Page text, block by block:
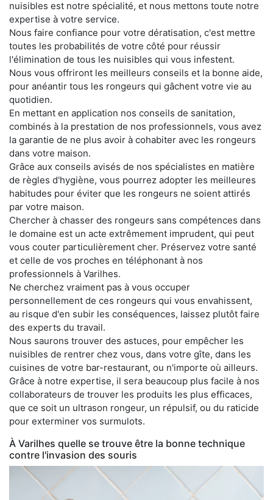
nuisibles est notre spécialité, et nous mettons toute notre
expertise à votre service.
Nous faire confiance pour votre dératisation, c'est mettre
toutes les probabilités de votre côté pour réussir
l'élimination de tous les nuisibles qui vous infestent.
Nous vous offriront les meilleurs conseils et la bonne aide,
pour anéantir tous les rongeurs qui gâchent votre vie au
quotidien.
En mettant en application nos conseils de sanitation,
combinés à la prestation de nos professionnels, vous avez
la garantie de ne plus avoir à cohabiter avec les rongeurs
dans votre maison.
Grâce aux conseils avisés de nos spécialistes en matière
de règles d'hygiène, vous pourrez adopter les meilleures
habitudes pour éviter que les rongeurs ne soient attirés
par votre maison.
Chercher à chasser des rongeurs sans compétences dans
le domaine est un acte extrêmement imprudent, qui peut
vous couter particulièrement cher. Préservez votre santé
et celle de vos proches en téléphonant à nos
professionnels à Varilhes.
Ne cherchez vraiment pas à vous occuper
personnellement de ces rongeurs qui vous envahissent,
au risque d'en subir les conséquences, laissez plutôt faire
des experts du travail.
Nous saurons trouver des astuces, pour empêcher les
nuisibles de rentrer chez vous, dans votre gîte, dans les
cuisines de votre bar-restaurant, ou n'importe où ailleurs.
Grâce à notre expertise, il sera beaucoup plus facile à nos
collaborateurs de trouver les produits les plus efficaces,
que ce soit un ultrason rongeur, un répulsif, ou du raticide
pour exterminer vos surmulots.
À Varilhes quelle se trouve être la bonne technique
contre l'invasion des souris